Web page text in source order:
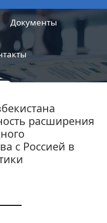
Документы
расширения
с Россией в